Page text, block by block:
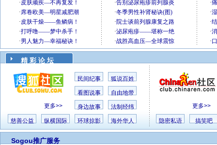
精 彩 论 坛
更多>>
民间纪事 狐说百姓
看图说事 自由地带
身边故事 法制经纬
慈善公益 纵横国际 环球掠影 海外华人
更多>>
隐密私语 搞笑吧
Sogou推广服务